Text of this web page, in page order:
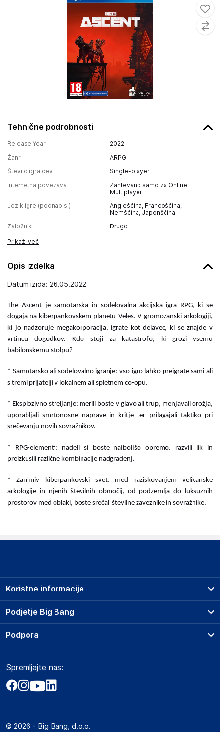
Tehnične podrobnosti
Release Year
2022
Žanr
ARPG
Število igralcev
Single-player
Internetna povezava
Zahtevano samo za Online
Multiplayer
Jezik igre (podnapisi)
Angleščina, Francoščina,
Nemščina, Japonščina
Založnik
Drugo
Prikaži več
Opis izdelka
Datum izida: 26.05.2022
The Ascent je samotarska in sodelovalna akcijska igra RPG, ki se
dogaja na kiberpankovskem planetu Veles. V gromozanski arkologiji,
ki jo nadzoruje megakorporacija, igrate kot delavec, ki se znajde v
vrtincu dogodkov. Kdo stoji za katastrofo, ki grozi vsemu
babilonskemu stolpu?
* Samotarsko ali sodelovalno igranje: vso igro lahko preigrate sami ali
s tremi prijatelji v lokalnem ali spletnem co-opu.
* Eksplozivno streljanje: merili boste v glavo ali trup, menjavali orožja,
uporabljali smrtonosne naprave in kritje ter prilagajali taktiko pri
srečevanju novih sovražnikov.
* RPG-elementi: nadeli si boste najboljšo opremo, razvili lik in
preizkusili različne kombinacije nadgradenj.
* Zanimiv kiberpankovski svet: med raziskovanjem velikanske
arkologije in njenih številnih območij, od podzemlja do luksuznih
prostorov med oblaki, boste srečali številne zaveznike in sovražnike.
Podjetje Big Bang
O podjetju
Obvestila za javnost
Akt o digitalnih storitvah
Marketplace za partnerje
Koristne informacije
Prodajna mesta
Storitve
Dostava, vnos in odvoz
Zavarovanje izdelkov
Podpora
Marketplace
Kako oddati naročilo?
Spremljajte nas:
© 2026 - Big Bang, d.o.o.